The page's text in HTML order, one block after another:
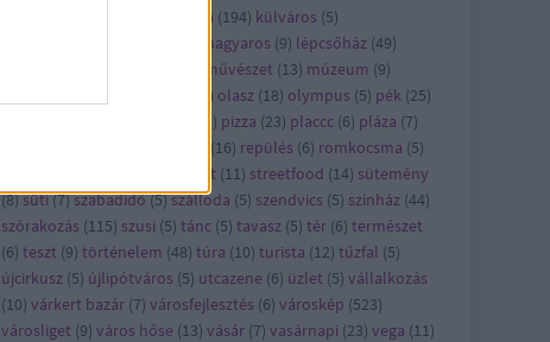
kultúra (194) külváros (5)
legjobb magyaros (9) lépcsőház (49)
művészet (13) múzeum (9)
) olasz (18) olympus (5) pék (25)
) pizza (23) placcc (6) pláza (7)
(16) repülés (6) romkocsma (5)
sport (11) streetfood (14) sütemény
(8)süti(7)szabadidő(5)szálloda (5) szendvics (5) színház (44)
szórakozás (115) szusi (5) tánc (5) tavasz (5) tér (6) természet
(6) teszt (9) történelem (48) túra (10) turista (12) tűzfal (5)
újcirkusz (5) újlipótváros (5) utcazene (6) üzlet (5) vállalkozás
(10) várkert bazár (7) városfejlesztés (6) városkép (523)
városliget (9) város hőse (13) vásár (7) vasárnapi (23) vega (11)